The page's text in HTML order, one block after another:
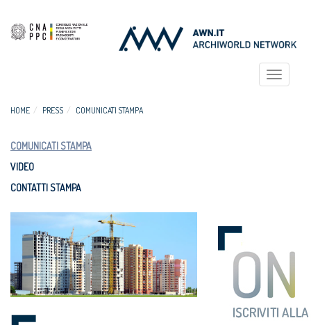
Toggle
HOME PRESS COMUNICATI STAMPA
COMUNICATI STAMPA
VIDEO
CONTATTI STAMPA